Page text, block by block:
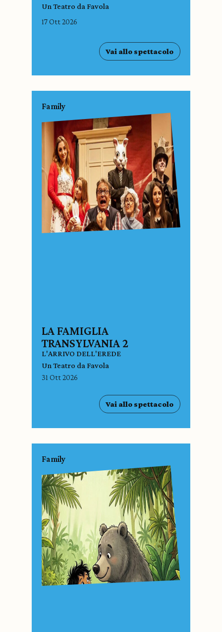
Un Teatro da Favola
17 Ott 2026
Vai allo spettacolo
Family
LA FAMIGLIA
TRANSYLVANIA 2
L'ARRIVO DELL'EREDE
Un Teatro da Favola
31 Ott 2026
Vai allo spettacolo
Family